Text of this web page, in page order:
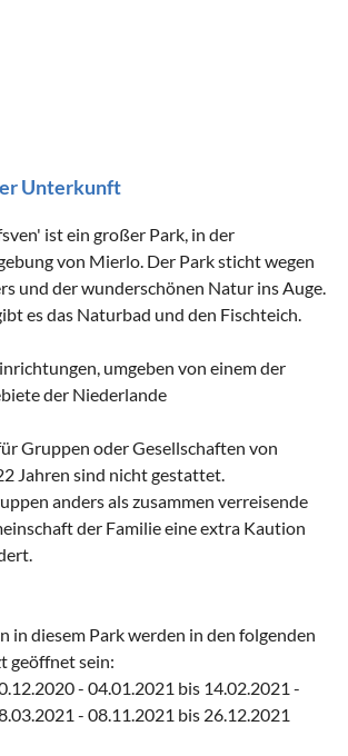
Fahrräder
WLAN
Unterkunft
ist ein großer Park, in der
von Mierlo. Der Park sticht wegen
und der wunderschönen Natur ins Auge.
es das Naturbad und den Fischteich.
umgeben von einem der
der Niederlande
Gruppen oder Gesellschaften von
Jahren sind nicht gestattet.
anders als zusammen verreisende
der Familie eine extra Kaution
in diesem Park werden in den folgenden
geöffnet sein:
- 04.01.2021 bis 14.02.2021 -
- 08.11.2021 bis 26.12.2021